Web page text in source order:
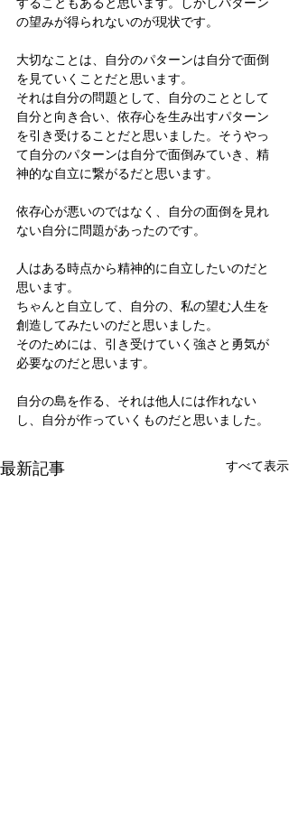
の望みが得られないのが現状です。
大切なことは、自分のパターンは自分で面倒
を見ていくことだと思います。
それは自分の問題として、自分のこととして
自分と向き合い、依存心を生み出すパターン
を引き受けることだと思いました。そうやっ
て自分のパターンは自分で面倒みていき、精
神的な自立に繋がるだと思います。
依存心が悪いのではなく、自分の面倒を見れ
ない自分に問題があったのです。
人はある時点から精神的に自立したいのだと
思います。
ちゃんと自立して、自分の、私の望む人生を
創造してみたいのだと思いました。
そのためには、引き受けていく強さと勇気が
必要なのだと思います。
自分の島を作る、それは他人には作れない
し、自分が作っていくものだと思いました。
最新記事 すべて表示